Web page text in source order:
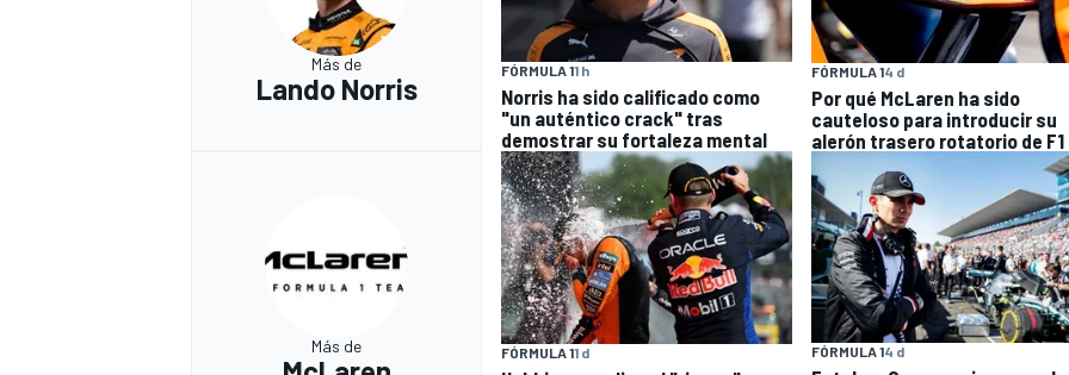
Más de
Lando Norris
FÓRMULA 11 h
Norris ha sido calificado como
"un auténtico crack" tras
demostrar su fortaleza mental
FÓRMULA 14 d
Por qué McLaren ha sido
cauteloso para introducir su
alerón trasero rotatorio de F1
Más de FÓRMULA 11 d FÓRMULA 14 d